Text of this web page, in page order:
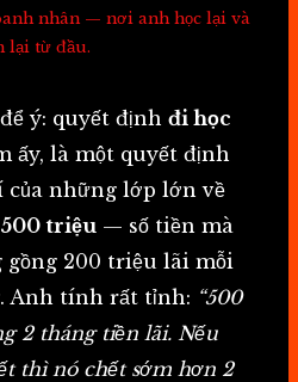
nhân — nơi anh học lại và
lại từ đầu.
ý: quyết định đi học
ấy, là một quyết định
của những lớp lớn về
500 triệu — số tiền mà
200 triệu lãi mỗi
Anh tính rất tỉnh: “500
2 tháng tiền lãi. Nếu
thì nó chết sớm hơn 2